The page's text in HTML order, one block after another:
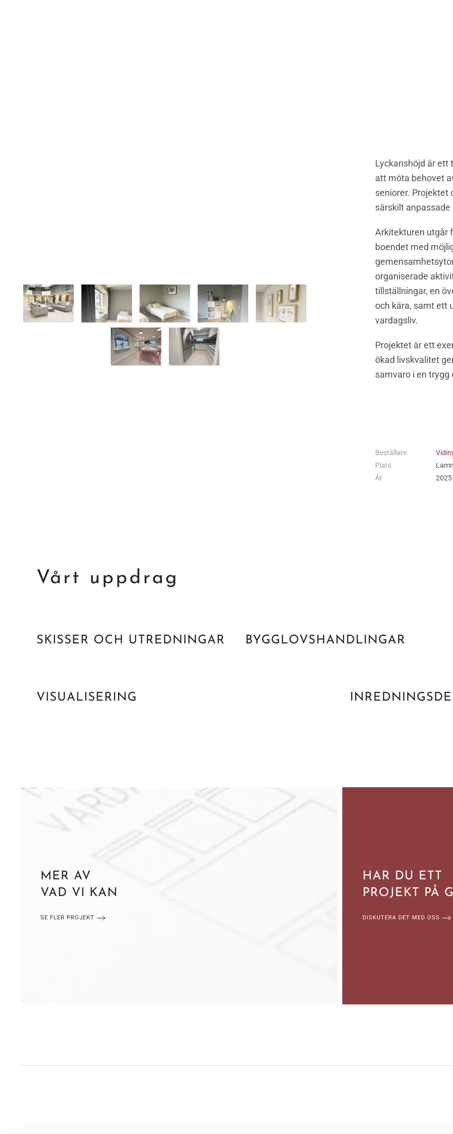
Lyckanshöjd är ett
att möta behovet
seniorer. Projektet
särskilt
Arkitekturen utgår
boendet med
organiserade
tillställningar, en
och kära, samt ett
vardagsliv.
Projektet är ett
ökad livskvalitet
samvaro i en
Beställare
Plats
År
2025
Vårt uppdrag
SKISSER OCH UTREDNINGAR BYGGLOVSHANDLINGAR
VISUALISERING
MER AV
VAD VI KAN
SE FLER PROJEKT
HAR DU ETT
PROJEKT PÅ
DISKUTERA DET MED OSS